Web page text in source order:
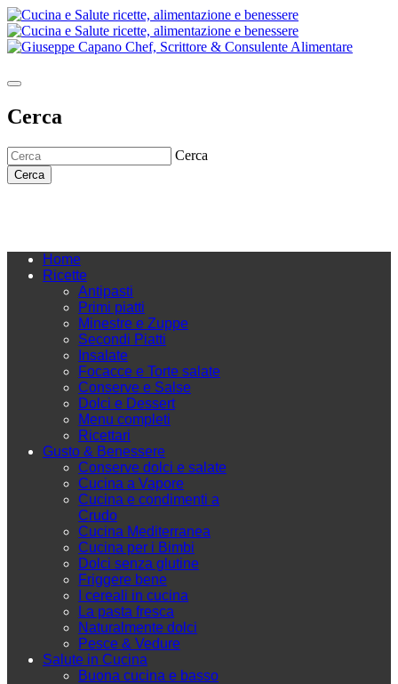
Cerca
Cerca
Cerca
Home
Ricette
Antipasti
Primi piatti
Minestre e Zuppe
Secondi Piatti
Insalate
Focacce e Torte salate
Conserve e Salse
Dolci e Dessert
Menu completi
Ricettari
Gusto & Benessere
Conserve dolci e salate
Cucina a Vapore
Cucina e condimenti a
Crudo
Cucina Mediterranea
Cucina per i Bimbi
Dolci senza glutine
Friggere bene
I cereali in cucina
La pasta fresca
Naturalmente dolci
Pesce & Vedure
Salute in Cucina
Buona cucina e basso